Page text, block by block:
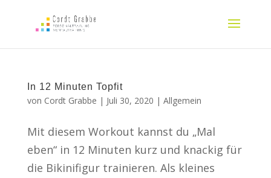
In 12 Minuten Topfit
von Cordt Grabbe | Juli 30, 2020 | Allgemein
Mit diesem Workout kannst du „Mal
eben“ in 12 Minuten kurz und knackig für
die Bikinifigur trainieren. Als kleines